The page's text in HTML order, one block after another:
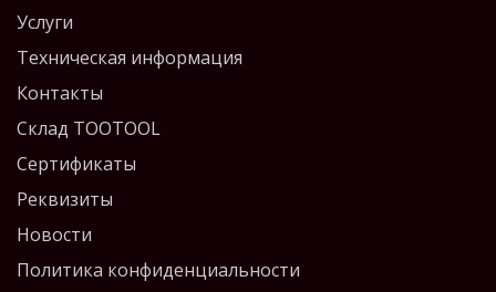
Услуги
Техническая информация
Контакты
Склад TOOTOOL
Сертификаты
Реквизиты
Новости
Политика конфиденциальности